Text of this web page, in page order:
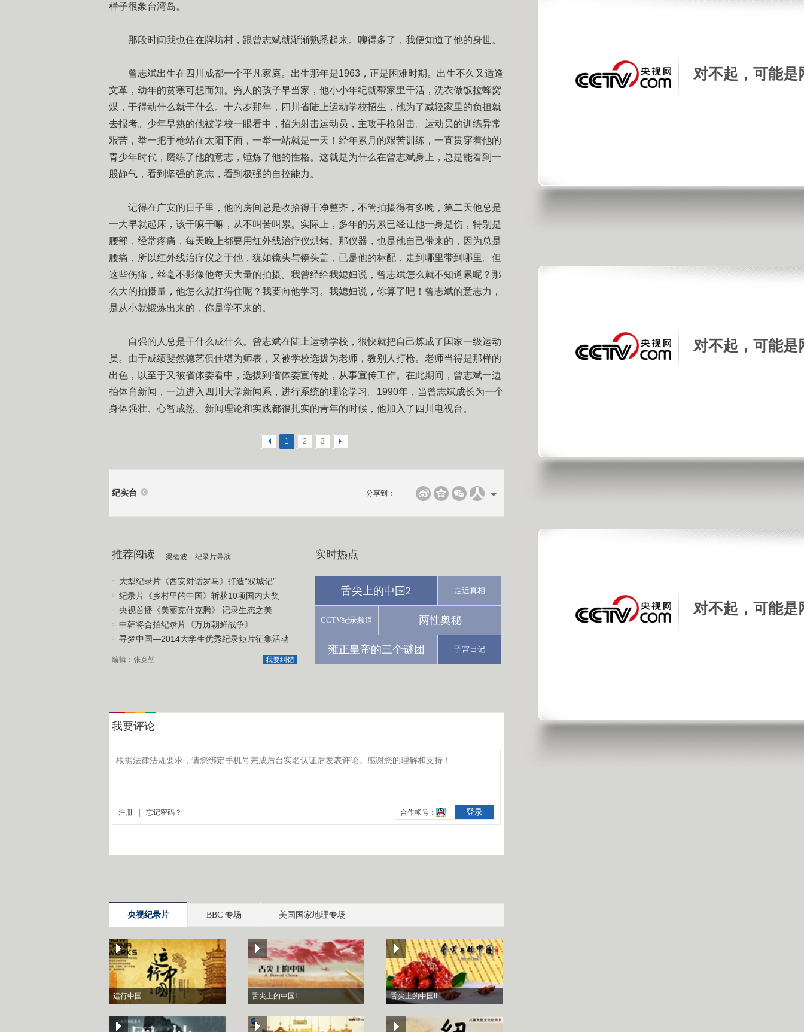
样子很象台湾岛。
那段时间我也住在牌坊村，跟曾志斌就渐渐熟悉起来。聊得多了，我便知道了他的身世。
曾志斌出生在四川成都一个平凡家庭。出生那年是1963，正是困难时期。出生不久又适逢
文革，幼年的贫寒可想而知。穷人的孩子早当家，他小小年纪就帮家里干活，洗衣做饭拉蜂窝
煤，干得动什么就干什么。十六岁那年，四川省陆上运动学校招生，他为了减轻家里的负担就
去报考。少年早熟的他被学校一眼看中，招为射击运动员，主攻手枪射击。运动员的训练异常
艰苦，举一把手枪站在太阳下面，一举一站就是一天！经年累月的艰苦训练，一直贯穿着他的
青少年时代，磨练了他的意志，锤炼了他的性格。这就是为什么在曾志斌身上，总是能看到一
股静气，看到坚强的意志，看到极强的自控能力。
记得在广安的日子里，他的房间总是收拾得干净整齐，不管拍摄得有多晚，第二天他总是
一大早就起床，该干嘛干嘛，从不叫苦叫累。实际上，多年的劳累已经让他一身是伤，特别是
腰部，经常疼痛，每天晚上都要用红外线治疗仪烘烤。那仪器，也是他自己带来的，因为总是
腰痛，所以红外线治疗仪之于他，犹如镜头与镜头盖，已是他的标配，走到哪里带到哪里。但
这些伤痛，丝毫不影像他每天大量的拍摄。我曾经给我媳妇说，曾志斌怎么就不知道累呢？那
么大的拍摄量，他怎么就扛得住呢？我要向他学习。我媳妇说，你算了吧！曾志斌的意志力，
是从小就锻炼出来的，你是学不来的。
自强的人总是干什么成什么。曾志斌在陆上运动学校，很快就把自己炼成了国家一级运动
员。由于成绩斐然德艺俱佳堪为师表，又被学校选拔为老师，教别人打枪。老师当得是那样的
出色，以至于又被省体委看中，选拔到省体委宣传处，从事宣传工作。在此期间，曾志斌一边
拍体育新闻，一边进入四川大学新闻系，进行系统的理论学习。1990年，当曾志斌成长为一个
身体强壮、心智成熟、新闻理论和实践都很扎实的青年的时候，他加入了四川电视台。
< 1 2 3 >
纪实台 分享到：
推荐阅读 梁碧波 | 纪录片导演
大型纪录片《西安对话罗马》打造“双城记”
纪录片《乡村里的中国》斩获10项国内大奖
央视首播《美丽克什克腾》 记录生态之美
中韩将合拍纪录片《万历朝鲜战争》
寻梦中国—2014大学生优秀纪录短片征集活动
我要纠错
编辑：张竟堃
实时热点
舌尖上的中国2 走近真相
CCTV纪录频道 两性奥秘
雍正皇帝的三个谜团 子宫日记
央视纪录片 BBC 专场 美国国家地理专场
运行中国 舌尖上的中国I 舌尖上的中国II
对不起，可能是
对不起，可能是
对不起，可能是